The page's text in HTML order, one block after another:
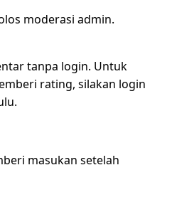
moderasi admin.
tanpa login. Untuk
rating, silakan login
masukan setelah